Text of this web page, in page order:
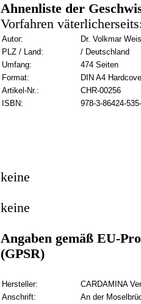
Ahnenliste der
Vorfahren
Autor:
Dr. Volkmar
PLZ / Land:
/ Deutschland
Umfang:
474 Seiten
Format:
DIN A4
Artikel-Nr.:
CHR-00256
ISBN:
978-3-86424-
keine
keine
Angaben gemäß EU-
(GPSR)
Hersteller:
CARDAMINA
Anschrift:
An der